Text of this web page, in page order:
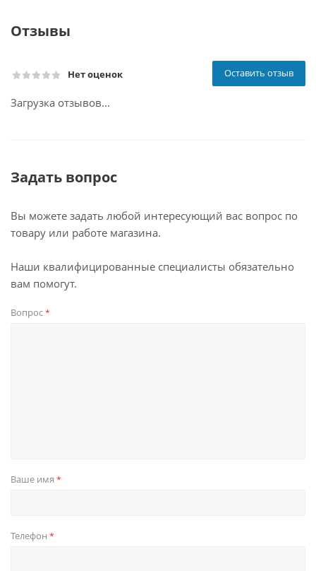
Отзывы
Нет оценок Оставить отзыв
Загрузка отзывов...
Задать вопрос
Вы можете задать любой интересующий вас вопрос по
товару или работе магазина.
Наши квалифицированные специалисты обязательно
вам помогут.
Вопрос*
Ваше имя *
Телефон *